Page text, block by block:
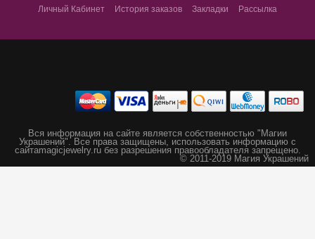
Личный Кабинет История заказов Закладки Рассылка
Вся информация на сайте является собственностью "Магии
Украшений". Все права защищены, использовать информацию с
сайтаmagicjewelry.ru без разрешения правообладателя запрещено.
© 2011-2019 Магия Украшений